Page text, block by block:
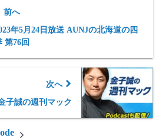
前へ
年5月24日放送 AUNJの北海道の四
第76回
次へ
子誠の週刊マック